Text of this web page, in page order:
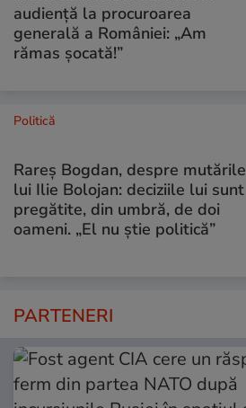
audiență la procuroarea
generală a României: „Am
rămas șocată!”
Politică
Rareș Bogdan, despre mutările
lui Ilie Bolojan: deciziile lui sunt
pregătite, din umbră, de doi
oameni. „El nu știe politică”
PARTENERI